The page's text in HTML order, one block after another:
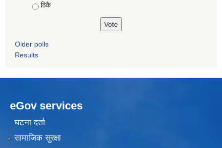
ठिकै
Older polls
Results
eGov services
घटना दर्ता
सामाजिक सुरक्षा